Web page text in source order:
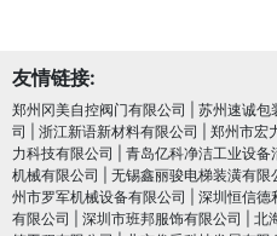
友情链接:
郑州冈美自控阀门有限公司 苏州速诚包
司
浙江新语新材料有限公司 郑州市宏
力科技有限公司
青岛亿科净洁工业设备
机械有限公司
无锡鑫丽骏电梯装潢有限
州市罗军机械设备有限公司
深圳恒信德
有限公司
深圳市班邦服饰有限公司 北